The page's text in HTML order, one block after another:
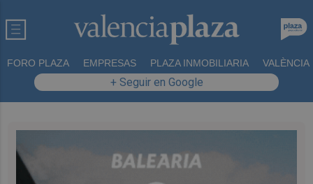
FORO PLAZA EMPRESAS PLAZA INMOBILIARIA VALÈNCIA
+ Seguir en Google